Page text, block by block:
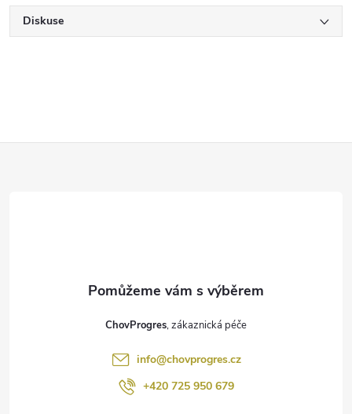
Diskuse
ChovProgres
info@chovprogres.cz
+420 725 950 679